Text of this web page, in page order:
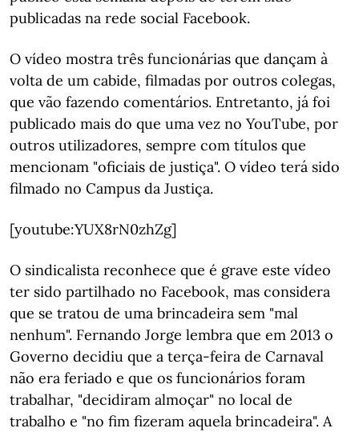
publicadas na rede social Facebook.
O vídeo mostra três funcionárias que dançam à
volta de um cabide, filmadas por outros colegas,
que vão fazendo comentários. Entretanto, já foi
publicado mais do que uma vez no YouTube, por
outros utilizadores, sempre com títulos que
mencionam "oficiais de justiça". O vídeo terá sido
filmado no Campus da Justiça.
[youtube:YUX8rN0zhZg]
O sindicalista reconhece que é grave este vídeo
ter sido partilhado no Facebook, mas considera
que se tratou de uma brincadeira sem "mal
nenhum". Fernando Jorge lembra que em 2013 o
Governo decidiu que a terça-feira de Carnaval
não era feriado e que os funcionários foram
trabalhar, "decidiram almoçar" no local de
trabalho e "no fim fizeram aquela brincadeira". A